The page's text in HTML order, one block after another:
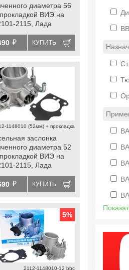
диаметра 56
ВИЭ на
2115, Лада
й КУПИТЬ
1148010 (52мм) + прокладка
заслонка
диаметра 52
ВИЭ на
2115, Лада
Калина, Гранта
й КУПИТЬ
5%
2112-1148010-12 bbc